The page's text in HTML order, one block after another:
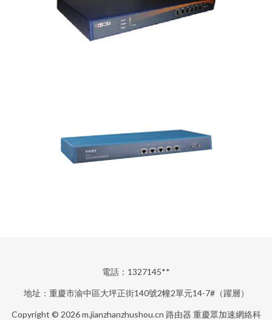
電話：1327145**
地址：重慶市渝中區大坪正街140號2幢2單元14-7#（躍層）
Copyright © 2026m.jianzhanzhushou.cn 路由器 重慶眾加速網絡科